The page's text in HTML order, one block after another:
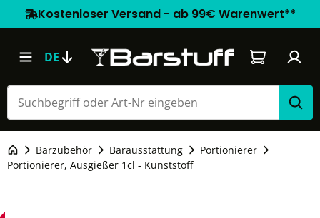
Kostenloser Versand - ab 99€ Warenwert**
DE Warenkorb
Barzubehör Barausstattung
Portionierer
Portionierer, Ausgießer 1cl - Kunststoff